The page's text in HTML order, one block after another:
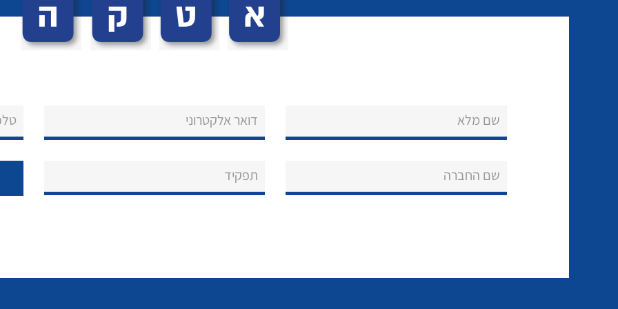
שם מלא דואר אלקטרוני
שם החברה תפקיד